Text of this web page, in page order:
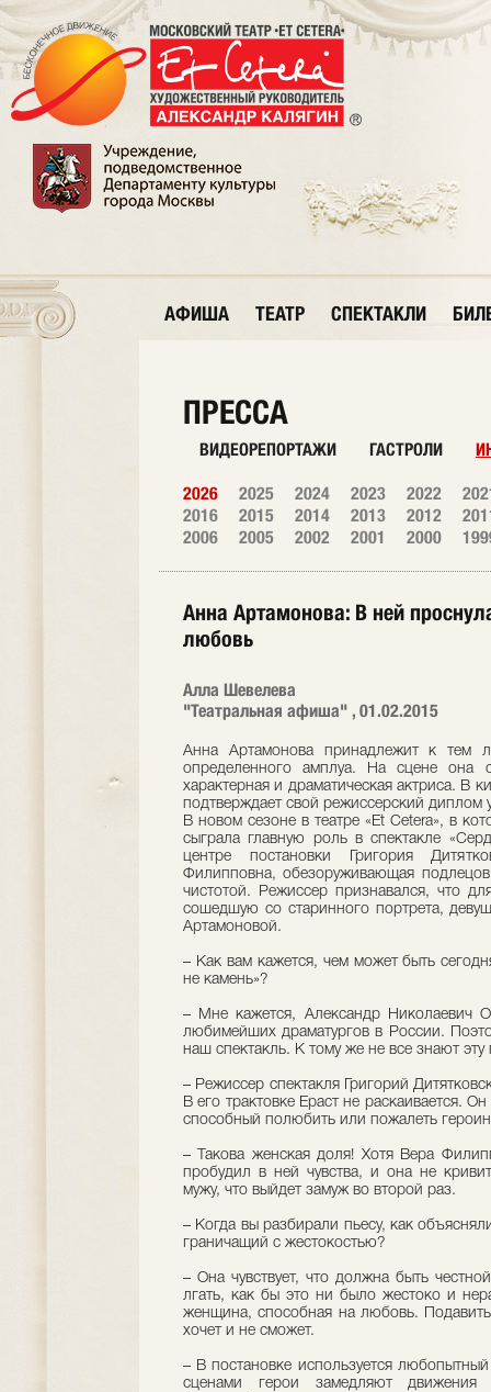
АФИША ТЕАТР СПЕКТАКЛИ
ПРЕССА
ВИДЕОРЕПОРТАЖИ ГАСТРОЛИ
2026 2025 2024 2023 2022
2016
2015 2014 2013 2012
2006
2005 2002 2001 2000
Анна Артамонова: В ней
любовь
Алла Шевелева
"Театральная афиша" , 01.02.2015
Анна Артамонова принадлежит к тем
определенного амплуа. На сцене она
характерная и драматическая актриса. В
подтверждает свой режиссерский
В новом сезоне в театре «Et Cetera», в
сыграла главную роль в спектакле
центре постановки Григория
Филипповна, обезоруживающая
чистотой. Режиссер признавался, что
сошедшую со старинного портрета,
Артамоновой.
– Как вам кажется, чем может быть
не камень»?
– Мне кажется, Александр Николаевич
любимейших драматургов в России.
наш спектакль. К тому же не все знают эту
– Режиссер спектакля Григорий
В его трактовке Ераст не раскаивается.
способный полюбить или пожалеть
– Такова женская доля! Хотя Вера
пробудил в ней чувства, и она не
мужу, что выйдет замуж во второй раз.
– Когда вы разбирали пьесу, как
граничащий с жестокостью?
– Она чувствует, что должна быть
лгать, как бы это ни было жестоко и
женщина, способная на любовь.
хочет и не сможет.
– В постановке используется
сценами герои замедляют